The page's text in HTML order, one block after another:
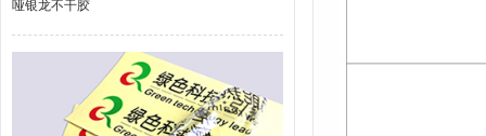
哑银龙不干胶